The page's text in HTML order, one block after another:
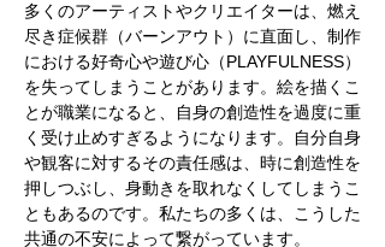
多くのアーティストやクリエイターは、燃え
尽き症候群（バーンアウト）に直面し、制作
における好奇心や遊び心（PLAYFULNESS）
を失ってしまうことがあります。絵を描くこ
とが職業になると、自身の創造性を過度に重
く受け止めすぎるようになります。自分自身
や観客に対するその責任感は、時に創造性を
押しつぶし、身動きを取れなくしてしまうこ
ともあるのです。私たちの多くは、こうした
共通の不安によって繋がっています。